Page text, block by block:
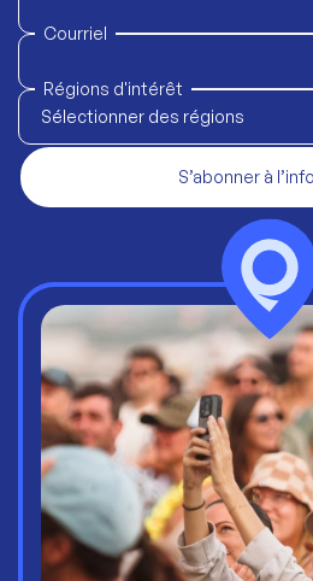
Courriel
Régions d'intérêt
Sélectionner des régions
S’abonner à